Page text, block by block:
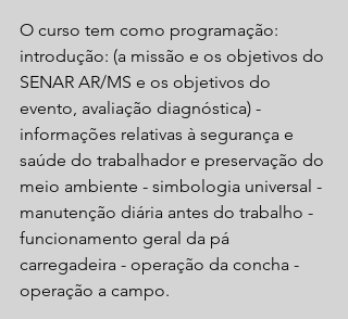
O curso tem como programação:
introdução: (a missão e os objetivos do
SENAR AR/MS e os objetivos do
evento, avaliação diagnóstica) -
informações relativas à segurança e
saúde do trabalhador e preservação do
meio ambiente - simbologia universal -
manutenção diária antes do trabalho -
funcionamento geral da pá
carregadeira - operação da concha -
operação a campo.